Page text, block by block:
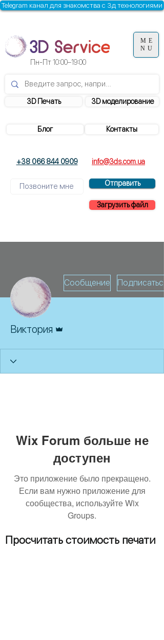
3D моделирование
Контакты
3D Печать
+38 066 844 0909 info@3ds.com.ua
Отправить
Загрузить файл
Блог
Пн-Пт10:00–19:00
Telegram канал для знакомства с 3д технологиями
ME
NU
Сообщение Подписаться
Виктория
Wix Forum больше не
доступен
Это приложение было прекращено.
Если вам нужно приложение для
сообщества, используйте Wix
Groups.
Просчитать стоимость печати